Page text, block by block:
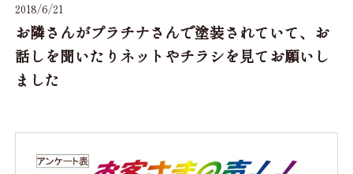
2018/6/21
お隣さんがプラチナさんで塗装されていて、お
話しを聞いたりネットやチラシを見てお願いし
ました